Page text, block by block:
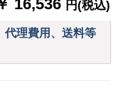
16,536 円(税込)
代理費用、送料等